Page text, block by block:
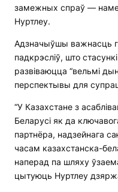
замежных спраў —
Нуртлеу.
Адзначыўшы важнасць
падкрэсліў, што
развіваюцца “вельмі
перспектывы для
“У Казахстане з
Беларусі як да
партнёра, надзейнага
часам казахстанска-
наперад па шляху
цытуюць Нуртлеу